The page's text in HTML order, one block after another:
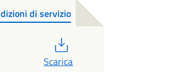
di servizio
Scarica